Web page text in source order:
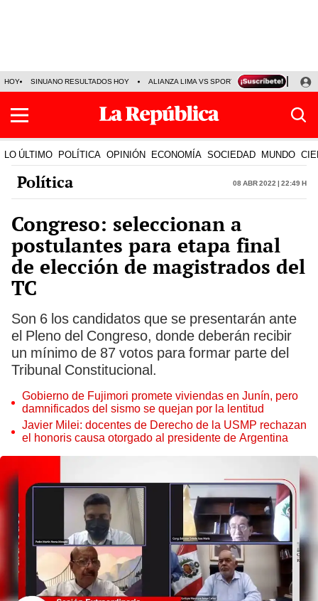
HOY SINUANO RESULTADOS HOY ALIANZA LIMA VS SPORT BOYS JORGE
LO ÚLTIMO POLÍTICA OPINIÓN ECONOMÍA SOCIEDAD MUNDO
Política 08 Abr 2022 | 22:49 h
Congreso: seleccionan a
postulantes para etapa final
de elección de magistrados del
TC
Son 6 los candidatos que se presentarán ante
el Pleno del Congreso, donde deberán recibir
un mínimo de 87 votos para formar parte del
Tribunal Constitucional.
Gobierno de Fujimori promete viviendas en Junín, pero
damnificados del sismo se quejan por la lentitud
Javier Milei: docentes de Derecho de la USMP rechazan
el honoris causa otorgado al presidente de Argentina